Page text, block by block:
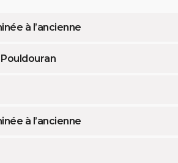
à l’ancienne
à l’ancienne